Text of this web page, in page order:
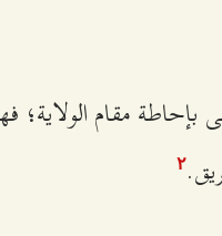
مقام
٢